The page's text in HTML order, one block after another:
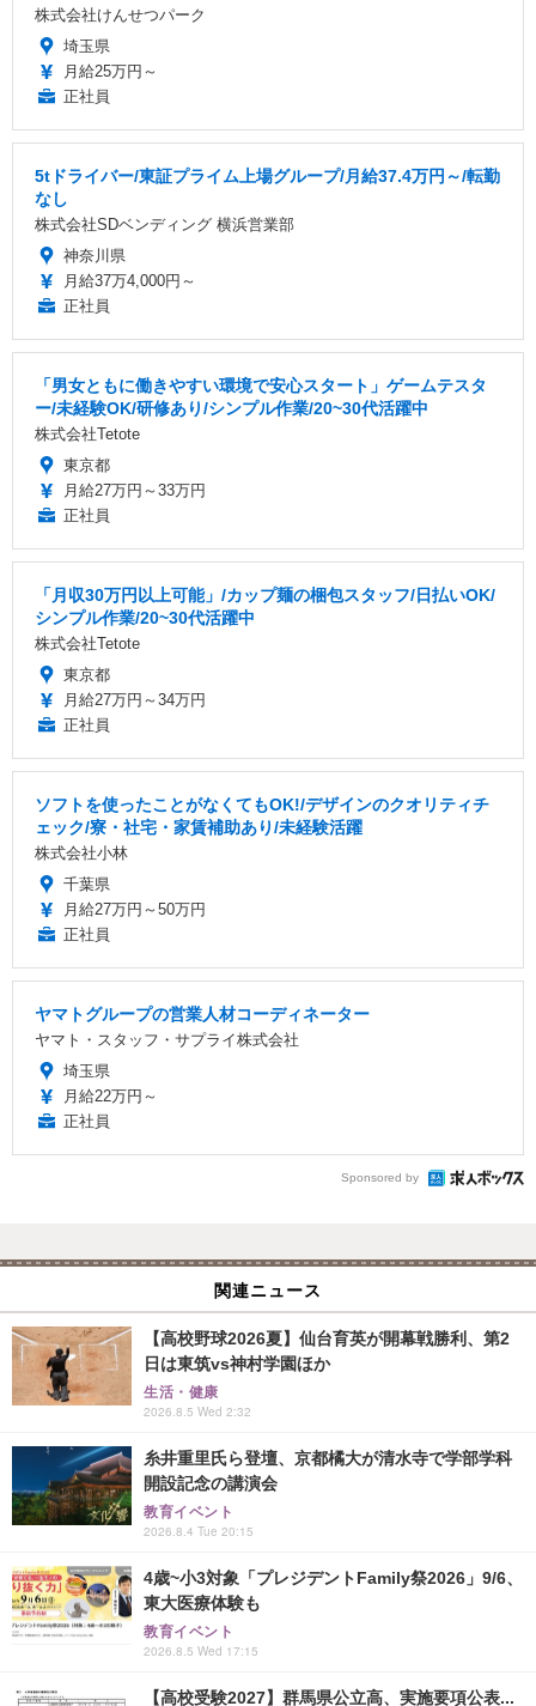
株式会社けんせつパーク
埼玉県
月給25万円～
正社員
5tドライバー/東証プライム上場グループ/月給37.4万円～/転勤
なし
株式会社SDベンディング 横浜営業部
神奈川県
月給37万4,000円～
正社員
「男女ともに働きやすい環境で安心スタート」ゲームテスタ
ー/未経験OK/研修あり/シンプル作業/20~30代活躍中
株式会社Tetote
東京都
月給27万円～33万円
正社員
「月収30万円以上可能」/カップ麺の梱包スタッフ/日払いOK/
シンプル作業/20~30代活躍中
株式会社Tetote
東京都
月給27万円～34万円
正社員
ソフトを使ったことがなくてもOK!/デザインのクオリティチ
ェック/寮・社宅・家賃補助あり/未経験活躍
株式会社小林
千葉県
月給27万円～50万円
正社員
ヤマトグループの営業人材コーディネーター
ヤマト・スタッフ・サプライ株式会社
埼玉県
月給22万円～
正社員
Sponsored by
関連ニュース
【高校野球2026夏】仙台育英が開幕戦勝利、第2
日は東筑vs神村学園ほか
生活・健康
2026.8.5 Wed 2:32
糸井重里氏ら登壇、京都橘大が清水寺で学部学科
開設記念の講演会
教育イベント
2026.8.4 Tue 20:15
4歳~小3対象「プレジデントFamily祭2026」9/6、
東大医療体験も
教育イベント
2026.8.5 Wed 17:15
【高校受験2027】群馬県公立高、実施要項公表...